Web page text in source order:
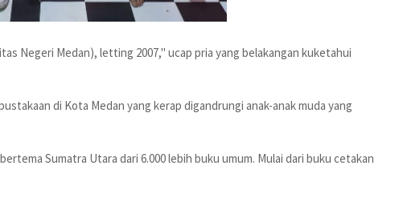
Negeri Medan), letting 2007," ucap pria yang belakangan kuketahui
di Kota Medan yang kerap digandrungi anak-anak muda yang
Sumatra Utara dari 6.000 lebih buku umum. Mulai dari buku cetakan